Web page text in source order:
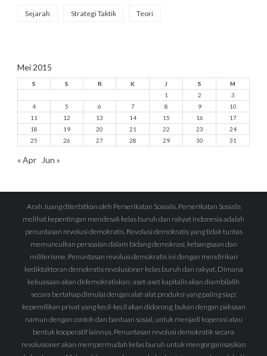
Sejarah Strategi Taktik Teori
Mei 2015
S S R K J S
M
1
2
3
4
5 6 7 8 9
10
11
12 13 14 15 16
17
18
19 20 21 22 23
24
25
26 27 28 29 30 31
« Apr Jun »
Arah Juang diterbitkan oleh Perserikatan Sosialis. Perserikatan Sosialis
melihat kepentingan mendesak kelas buruh dan rakyat Indonesia adalah
penuntasan revolusi demokratis. Revolusi demokratis yang tidak tuntas
memunculkan persoalan dalam bidang demokrasi, kebangsaan dan
militerisme. Penuntasan revolusi demokratis ini dengan mendirikan
kediktaktoran demokratis revolusioner kelas buruh dan rakyat. Dimana
kekuasaan akan didemokratiskan; aset-aset kapitalis akan diambilalih
secara bertahap dimulai dengan alat-alat produksi yang paling siap;
kepemilikan privat yang kecil-kecil akan didorong, bukan dengan paksaan
namun dengan contoh dan bantuan sosial, untuk menjadi koperasi atau
bentuk kooperatif lainnya. Penuntasan revolusi demokratik secara
revolusioner akan mempermudah kelas buruh untuk mengorganisasikan